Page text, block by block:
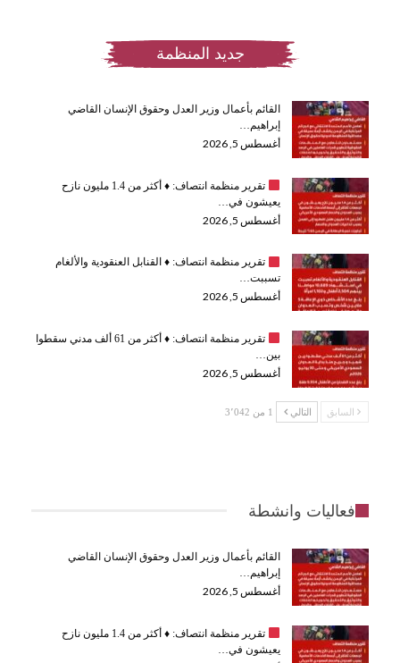
جديد المنظمة
القائم بأعمال وزير العدل وحقوق الإنسان القاضي
إبراهيم…
أغسطس 5, 2026
تقرير منظمة انتصاف: ♦️
أكثر من 1.4 مليون نازح
يعيشون في…
أغسطس 5, 2026
تقرير منظمة انتصاف: ♦️القنابل العنقودية والألغام
تسببت…
أغسطس 5, 2026
تقرير منظمة انتصاف: ♦️
أكثر من 61 ألف مدني سقطوا
بين…
أغسطس 5, 2026
السابق التالي 1 من 3٬042
فعاليات وانشطة
القائم بأعمال وزير العدل وحقوق الإنسان القاضي
إبراهيم…
أغسطس 5, 2026
تقرير منظمة انتصاف: ♦️
أكثر من 1.4 مليون نازح
يعيشون في…